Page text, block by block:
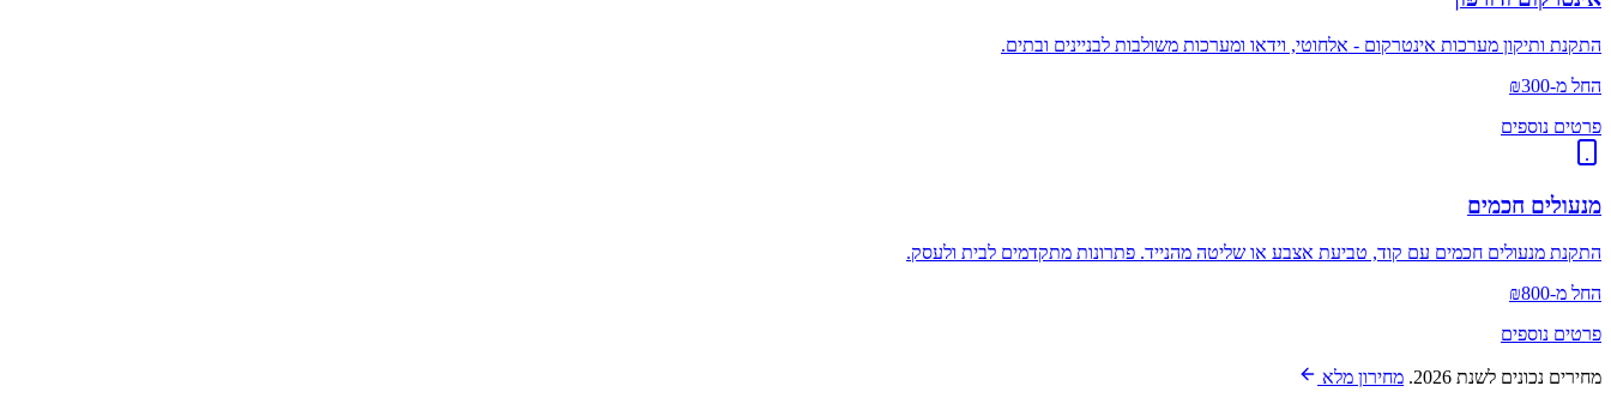
התקנת ותיקון מערכות אינטרקום - אלחוטי, וידאו ומערכות משולבות לבניינים ובתים.
החל מ-₪300
פרטים נוספים
מנעולים חכמים
התקנת מנעולים חכמים עם קוד, טביעת אצבע או שליטה מהנייד. פתרונות מתקדמים לבית ולעסק.
החל מ-₪800
פרטים נוספים
מחירים נכונים לשנת 2026. מחירון מלא